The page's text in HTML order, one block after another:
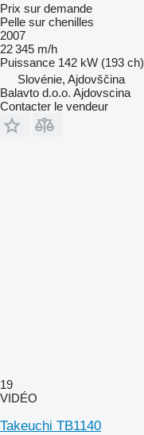
Prix sur demande
Pelle sur chenilles
2007
22 345 m/h
Puissance 142 kW (193 ch)
Slovénie, Ajdovščina
Balavto d.o.o. Ajdovscina
Contacter le vendeur
19
VIDÉO
Takeuchi TB1140